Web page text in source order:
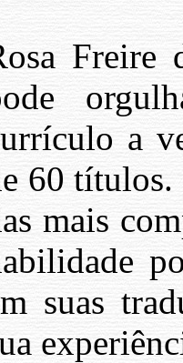
Freire
a
60 títulos.
mais
suas